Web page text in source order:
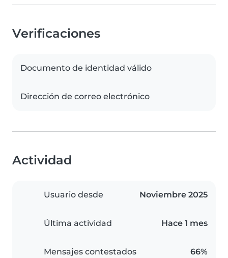
Verificaciones
Documento de identidad válido
Dirección de correo electrónico
Actividad
Usuario desde Noviembre 2025
Última actividad Hace 1 mes
Mensajes contestados 66%